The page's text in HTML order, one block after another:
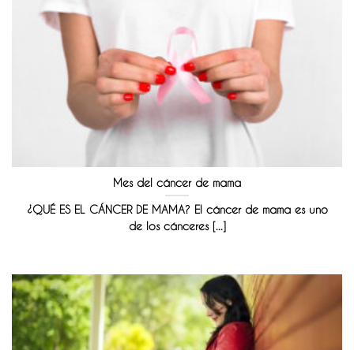
Mes del cáncer de mama
¿QUÉ ES EL CÁNCER DE MAMA? El cáncer de mama es uno
de los cánceres [...]